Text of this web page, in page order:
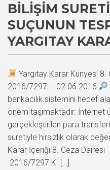
BILIŞIM
SUÇUNUN
YARGITAY
Yargıtay Karar Künyesi
2016/7297 – 02.06.2016
bankacılık sistemini hedef
önem taşımaktadır. İnternet
gerçekleştirilen para
suretiyle hırsızlık olarak
Karar İçeriği 8. Ceza
2016/7297 K. […]